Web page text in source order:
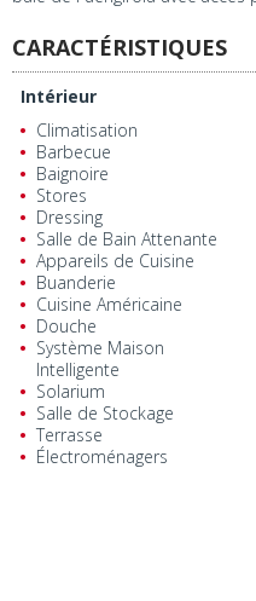
CARACTÉRISTIQUES
Intérieur
Climatisation
Barbecue
Baignoire
Stores
Dressing
Salle de Bain Attenante
Appareils de Cuisine
Buanderie
Cuisine Américaine
Douche
Système Maison
Intelligente
Solarium
Salle de Stockage
Terrasse
Électroménagers